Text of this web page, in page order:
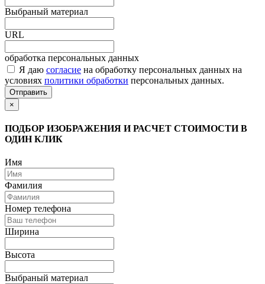
Выбраный материал
URL
обработка персональных данных
Я даю согласие на обработку персональных данных на
условиях политики обработки персональных данных.
Отправить
×
ПОДБОР ИЗОБРАЖЕНИЯ И РАСЧЕТ СТОИМОСТИ В
ОДИН КЛИК
Имя
Фамилия
Номер телефона
Ширина
Высота
Выбраный материал